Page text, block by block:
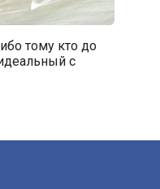
тому кто до
с